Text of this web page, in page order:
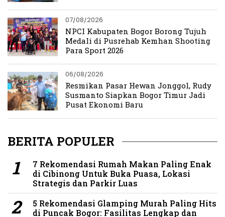
07/08/2026
NPCI Kabupaten Bogor Borong Tujuh
Medali di Pusrehab Kemhan Shooting
Para Sport 2026
06/08/2026
Resmikan Pasar Hewan Jonggol, Rudy
Susmanto Siapkan Bogor Timur Jadi
Pusat Ekonomi Baru
BERITA POPULER
7 Rekomendasi Rumah Makan Paling Enak
di Cibinong Untuk Buka Puasa, Lokasi
Strategis dan Parkir Luas
5 Rekomendasi Glamping Murah Paling Hits
di Puncak Bogor: Fasilitas Lengkap dan